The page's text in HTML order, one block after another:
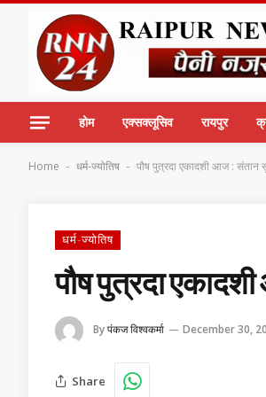
होम एक्सक्लूसिव रायपुर
Home - धर्म-ज्योतिष - पौष पुत्रदा एकादशी आज : संतान
धर्म-ज्योतिष
पौष पुत्रदा
Byपंकज विश्वकर्मा December 30,
Share